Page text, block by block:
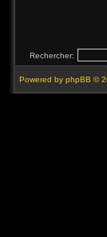
Rechercher:
Powered by phpBB ©